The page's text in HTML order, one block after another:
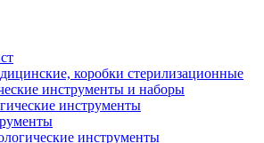
коробки стерилизационные
инструменты и наборы
инструменты
инструменты